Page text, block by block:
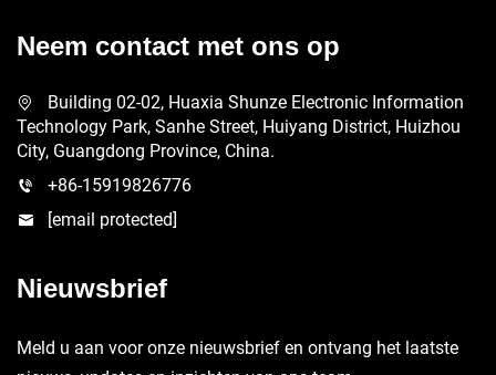
Neem contact met ons op
Building 02-02, Huaxia Shunze Electronic Information
Technology Park, Sanhe Street, Huiyang District, Huizhou
City, Guangdong Province, China.
+86-15919826776
[email protected]
Nieuwsbrief
Meld u aan voor onze nieuwsbrief en ontvang het laatste